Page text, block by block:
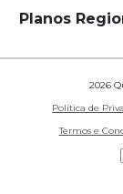
Planos
2026
Política de
Termos e